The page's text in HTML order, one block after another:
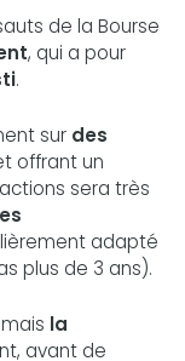
de la Bourse
, qui a pour
.
sur des
offrant un
sera très
adapté
plus de 3 ans).
la
avant de